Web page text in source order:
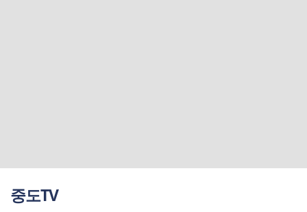
중도TV